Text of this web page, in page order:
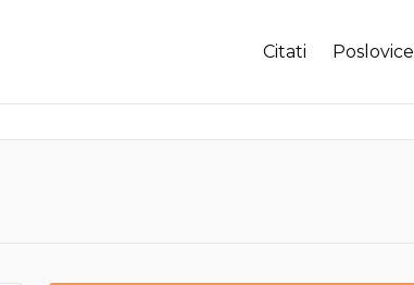
Citati Poslovice